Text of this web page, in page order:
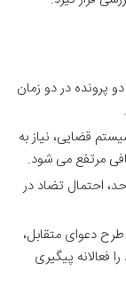
پرونده در دو زمان
قضایی، نیاز به
مرتفع می شود.
احتمال تضاد در
دعوای متقابل،
پیگیری